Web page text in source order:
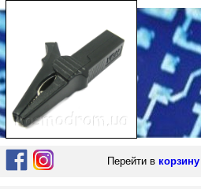
Перейти в корзину